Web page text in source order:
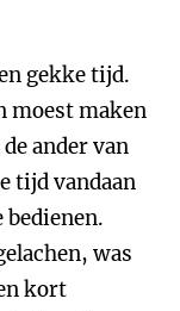
gekke tijd.
moest maken
ander van
tijd vandaan
bedienen.
was
kort